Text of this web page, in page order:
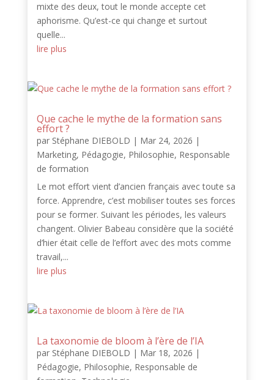
mixte des deux, tout le monde accepte cet
aphorisme. Qu’est-ce qui change et surtout
quelle...
lire plus
Que cache le mythe de la formation sans
effort ?
par Stéphane DIEBOLD | Mar 24, 2026 |
Marketing, Pédagogie, Philosophie, Responsable
de formation
Le mot effort vient d’ancien français avec toute sa
force. Apprendre, c’est mobiliser toutes ses forces
pour se former. Suivant les périodes, les valeurs
changent. Olivier Babeau considère que la société
d’hier était celle de l’effort avec des mots comme
travail,...
lire plus
La taxonomie de bloom à l’ère de l’IA
par Stéphane DIEBOLD | Mar 18, 2026 |
Pédagogie, Philosophie, Responsable de